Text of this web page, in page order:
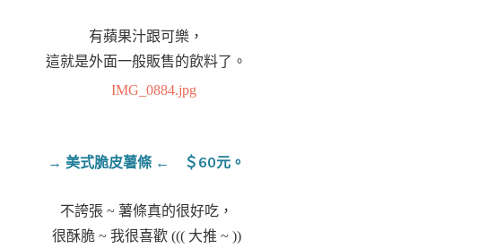
有蘋果汁跟可樂，
這就是外面一般販售的飲料了。
→ 美式脆皮薯條 ← ＄60元。
不誇張 ~ 薯條真的很好吃，
很酥脆 ~ 我很喜歡 ((( 大推 ~ ))